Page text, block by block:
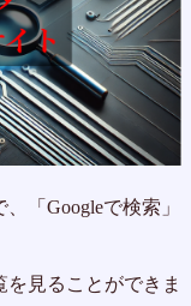
「Googleで検索」
見ることができま